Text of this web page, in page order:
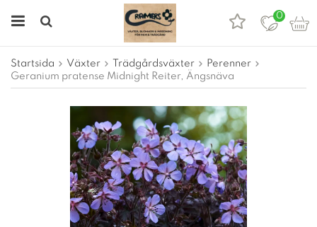
0
Startsida Växter Trädgårdsväxter
Perenner
Geranium pratense Midnight Reiter, Ängsnäva